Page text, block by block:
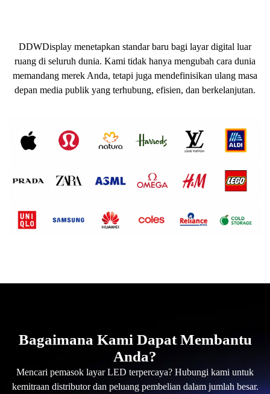
DDWDisplay menetapkan standar baru bagi layar digital luar
ruang di seluruh dunia. Kami tidak hanya mengubah cara dunia
memandang merek Anda, tetapi juga mendefinisikan ulang masa
depan media publik yang terhubung, efisien, dan berkelanjutan.
Bagaimana Kami Dapat Membantu
Anda?
Mencari pemasok layar LED terpercaya? Hubungi kami untuk
kemitraan distributor dan peluang pembelian dalam jumlah besar.